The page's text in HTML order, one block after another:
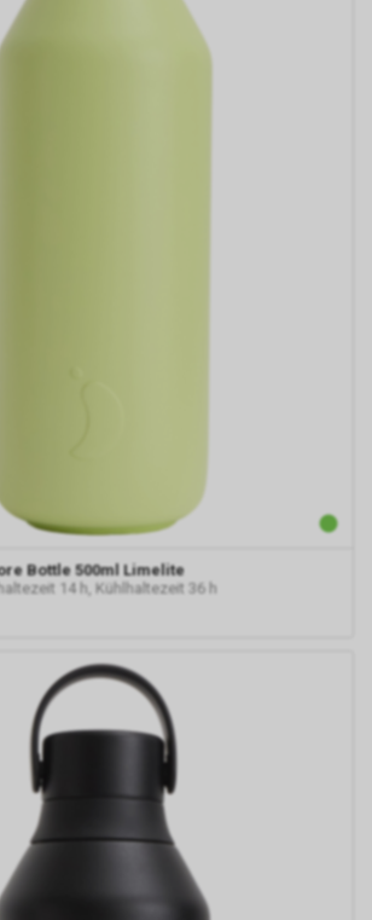
Bottle 500ml Limelite
14 h, Kühlhaltezeit 36 h